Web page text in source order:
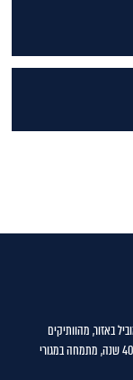
באזור, מהוותיקים
והמובילים ברשת אנגלו-סכסון. המשרד פועל בהצלחה למעלה מ-40 שנה, מתמחה במגורי